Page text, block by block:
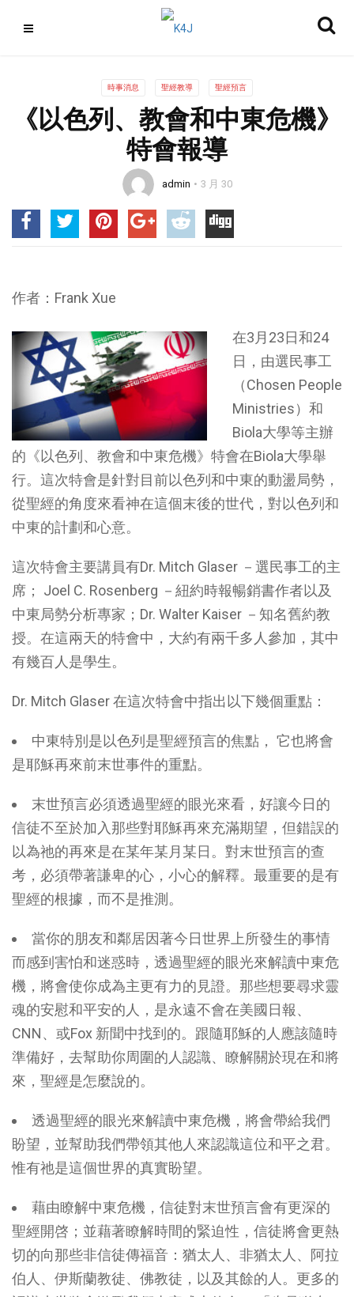
時事消息 聖經教導 聖經預言
《以色列、教會和中東危機》
特會報導
admin 3 月 30
作者：Frank Xue
在3月23日和24
日，由選民事工
（Chosen People
Ministries）和
Biola大學等主辦
的《以色列、教會和中東危機》特會在Biola大學舉
行。這次特會是針對目前以色列和中東的動盪局勢，
從聖經的角度來看神在這個末後的世代，對以色列和
中東的計劃和心意。
這次特會主要講員有Dr. Mitch Glaser －選民事工的主
席； Joel C. Rosenberg －紐約時報暢銷書作者以及
中東局勢分析專家；Dr. Walter Kaiser －知名舊約教
授。在這兩天的特會中，大約有兩千多人參加，其中
有幾百人是學生。
Dr. Mitch Glaser 在這次特會中指出以下幾個重點：
中東特別是以色列是聖經預言的焦點， 它也將會
是耶穌再來前末世事件的重點。
末世預言必須透過聖經的眼光來看，好讓今日的
信徒不至於加入那些對耶穌再來充滿期望，但錯誤的
以為祂的再來是在某年某月某日。對末世預言的查
考，必須帶著謙卑的心，小心的解釋。最重要的是有
聖經的根據，而不是推測。
當你的朋友和鄰居因著今日世界上所發生的事情
而感到害怕和迷惑時，透過聖經的眼光來解讀中東危
機，將會使你成為主更有力的見證。那些想要尋求靈
魂的安慰和平安的人，是永遠不會在美國日報、
CNN、或Fox 新聞中找到的。跟隨耶穌的人應該隨時
準備好，去幫助你周圍的人認識、瞭解關於現在和將
來，聖經是怎麼說的。
透過聖經的眼光來解讀中東危機，將會帶給我們
盼望，並幫助我們帶領其他人來認識這位和平之君。
惟有祂是這個世界的真實盼望。
藉由瞭解中東危機，信徒對末世預言會有更深的
聖經開啓；並藉著瞭解時間的緊迫性，信徒將會更熱
切的向那些非信徒傳福音：猶太人、非猶太人、阿拉
伯人、伊斯蘭教徒、佛教徒，以及其餘的人。更多的